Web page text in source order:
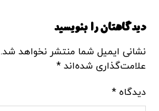
دیدگاهتان را بنویسید
نشانی ایمیل شما منتشر نخواهد شد.
علامت‌گذاری شده‌اند*
دیدگاه*